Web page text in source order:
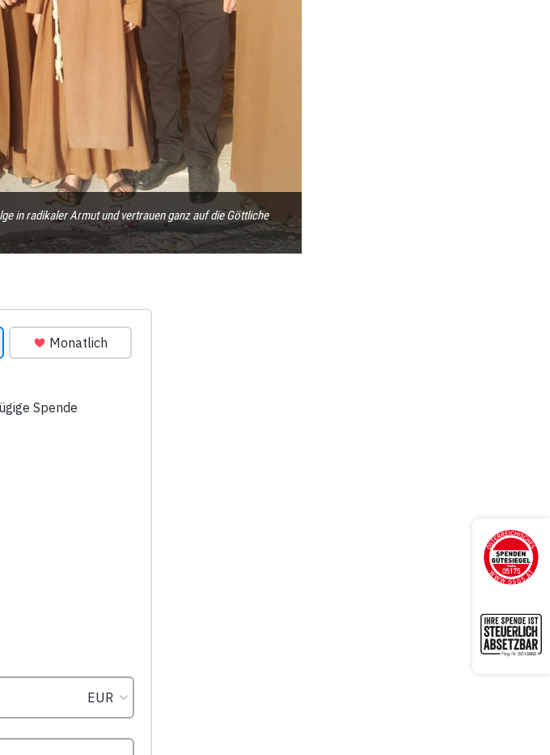
in radikaler Armut und vertrauen ganz auf die Göttliche